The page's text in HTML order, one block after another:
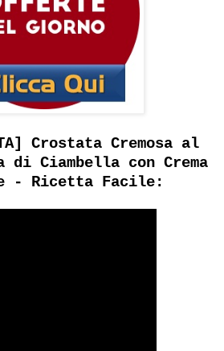
Crostata Cremosa al
di Ciambella con Crema
- Ricetta Facile: